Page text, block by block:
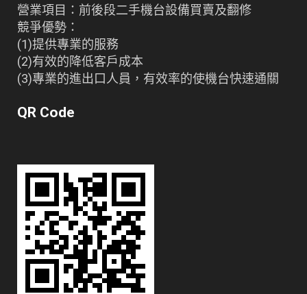
營業項目：前後段二手機台設備買賣及翻修
競爭優勢：
(1)提供專業的服務
(2)有效的降低客戶成本
(3)專業的進出口人員，有效率的使機台快速通關
QR Code